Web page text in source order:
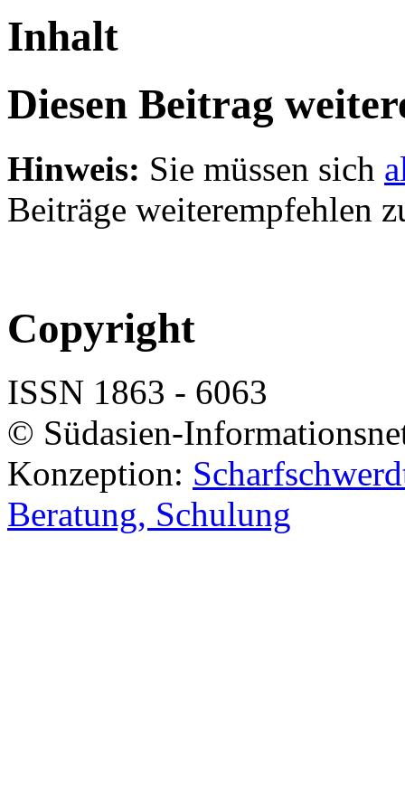
Inhalt
Diesen Beitrag
Hinweis: Sie müssen sich
Beiträge weiterempfehlen
Copyright
ISSN 1863 - 6063
© Südasien-
Konzeption:
Beratung, Schulung